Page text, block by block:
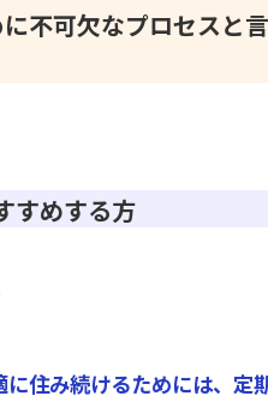
不可欠なプロセスと言
すめする方
住み続けるためには、